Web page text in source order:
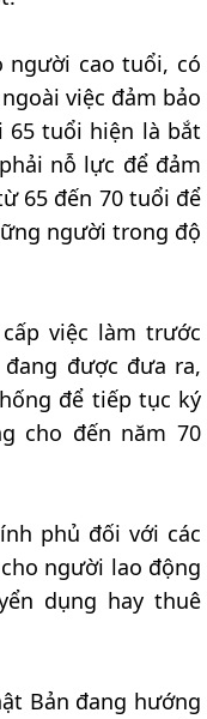
người cao tuổi, có
việc đảm bảo
65 tuổi hiện là bắt
nỗ lực để đảm
65 đến 70 tuổi để
người trong độ
việc làm trước
được đưa ra,
để tiếp tục ký
cho đến năm 70
phủ đối với các
người lao động
dụng hay thuê
Bản đang hướng